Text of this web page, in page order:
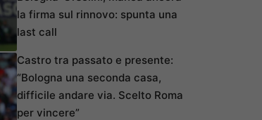
la firma sul rinnovo: spunta una
last call
Castro tra passato e presente:
“Bologna una seconda casa,
difficile andare via. Scelto Roma
per vincere”